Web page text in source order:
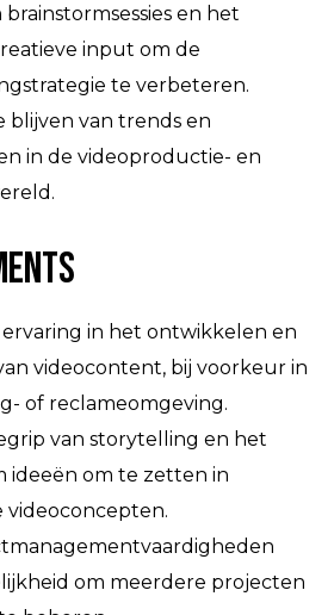
brainstormsessies en het
input om de
te verbeteren.
blijven van trends en
in de videoproductie- en
in het ontwikkelen en
videocontent, bij voorkeur in
of reclameomgeving.
van storytelling en het
ideeën om te zetten in
om meerdere projecten